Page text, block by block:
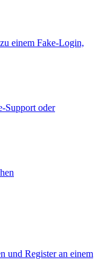
einem Fake-Login,
Support oder
und Register an einem